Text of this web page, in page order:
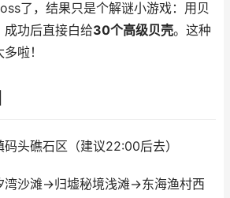
了，结果只是个解谜小游戏：用贝
成功后直接白给30个高级贝壳。这种
啦！
码头礁石区（建议22:00后去）
湾沙滩→归墟秘境浅滩→东海渔村西